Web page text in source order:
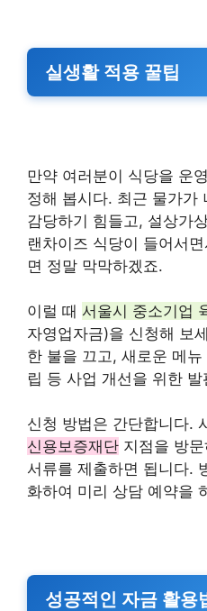
실생활 적용 꿀팁
만약 여러분이 식당을 운
정해 봅시다. 최근 물가가
감당하기 힘들고, 설상가
랜차이즈 식당이 들어서
면 정말 막막하겠죠.
이럴 때 서울시 중소기업
자영업자금)을 신청해 보
한 불을 끄고, 새로운 메
립 등 사업 개선을 위한
신청 방법은 간단합니다.
신용보증재단 지점을 방
서류를 제출하면 됩니다.
화하여 미리 상담 예약을
성공적인 자금 활용